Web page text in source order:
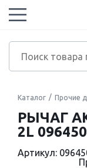
Каталог Прочие
РЫЧАГ
2L
Артикул: